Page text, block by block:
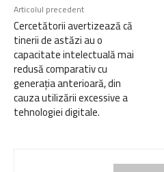
Articolul precedent
Cercetătorii avertizează că
tinerii de astăzi au o
capacitate intelectuală mai
redusă comparativ cu
generația anterioară, din
cauza utilizării excessive a
tehnologiei digitale.